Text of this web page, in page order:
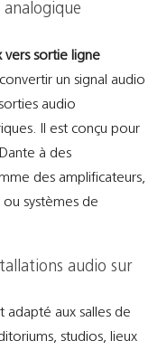
vers sortie ligne
un signal audio
audio
Il est conçu pour
à des
des amplificateurs,
systèmes de
audio sur
adapté aux salles de
studios, lieux